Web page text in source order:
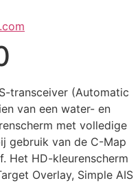
transceiver (Automatic
van een water- en
met volledige
gebruik van de C-Map
Het HD-kleurenscherm
Overlay, Simple AIS